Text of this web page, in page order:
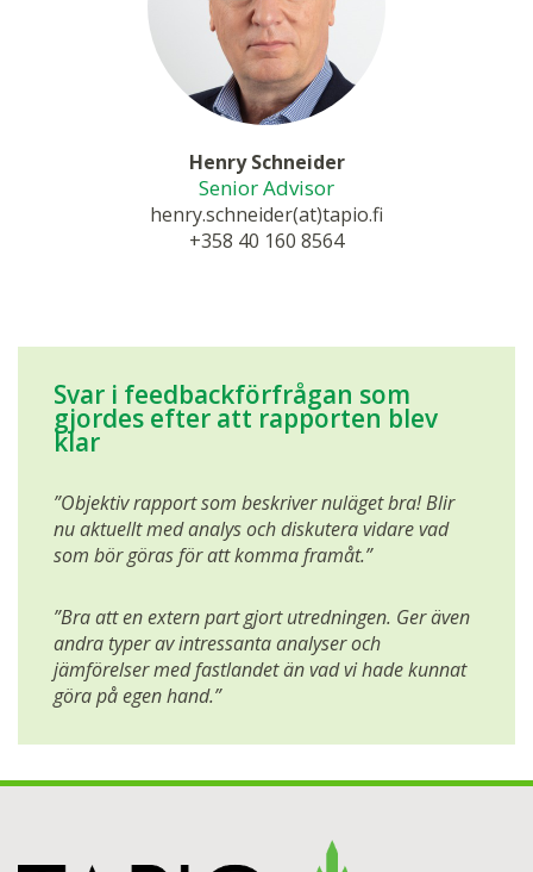
Henry Schneider
Senior Advisor
henry.schneider(at)tapio.fi
+358 40 160 8564
Svar i feedbackförfrågan som
gjordes efter att rapporten blev
klar
”Objektiv rapport som beskriver nuläget bra! Blir
nu aktuellt med analys och diskutera vidare vad
som bör göras för att komma framåt.”
”Bra att en extern part gjort utredningen. Ger även
andra typer av intressanta analyser och
jämförelser med fastlandet än vad vi hade kunnat
göra på egen hand.”